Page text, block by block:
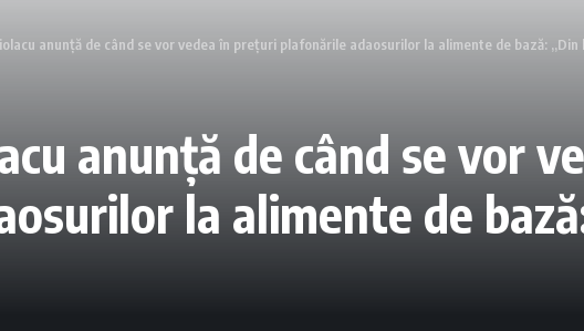
anunţă de când se vor vedea în preţuri plafonările adaosurilor la alimente de bază:
anunţă de când se vor
la alimente de